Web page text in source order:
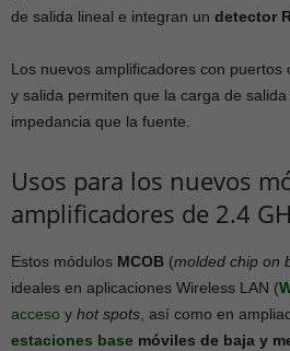
de salida lineal e integran un detector
Los nuevos amplificadores con puertos
y salida permiten que la carga de
impedancia que la fuente.
Usos para los nuevos
amplificadores de 2.4
Estos módulos MCOB (molded chip on
ideales en aplicaciones Wireless LAN (
acceso y hot spots , así como en
estaciones base móviles de baja y